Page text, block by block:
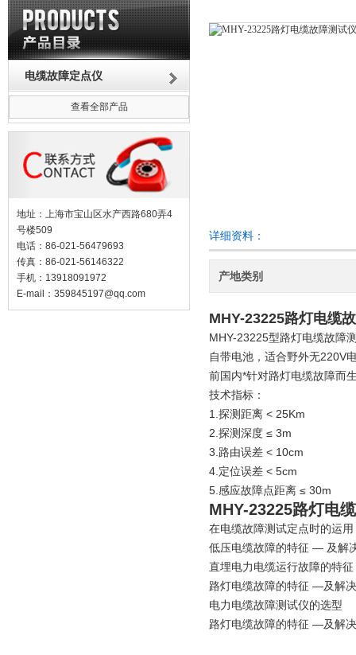
电缆故障定点仪
查看全部产品
地址：上海市宝山区水产西路680弄4
号楼509
电话：86-021-56479693
传真：86-021-56146322
手机：13918091972
E-mail： 359845197@qq.com
详细资料：
产地类别
MHY-23225路灯电缆
MHY-23225型路灯电缆故障
自带电池，适合野外无220V
前国内*针对路灯电缆故障而
技术指标：
1.探测距离 < 25Km
2.探测深度 ≤ 3m
3.路由误差 < 10cm
4.定位误差 < 5cm
5.感应故障点距离 ≤ 30m
MHY-23225路灯电
在电缆故障测试定点时的运用
低压电缆故障的特征 — 及解
直埋电力电缆运行故障的特
路灯电缆故障的特征 —及解
电力电缆故障测试仪的选型
路灯电缆故障的特征 —及解